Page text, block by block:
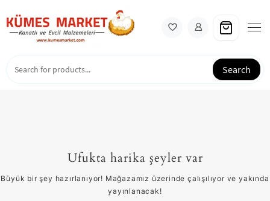
to
content
Search
Ufukta harika şeyler var
Büyük bir şey hazırlanıyor! Mağazamız üzerinde çalışılıyor ve yakında
yayınlanacak!